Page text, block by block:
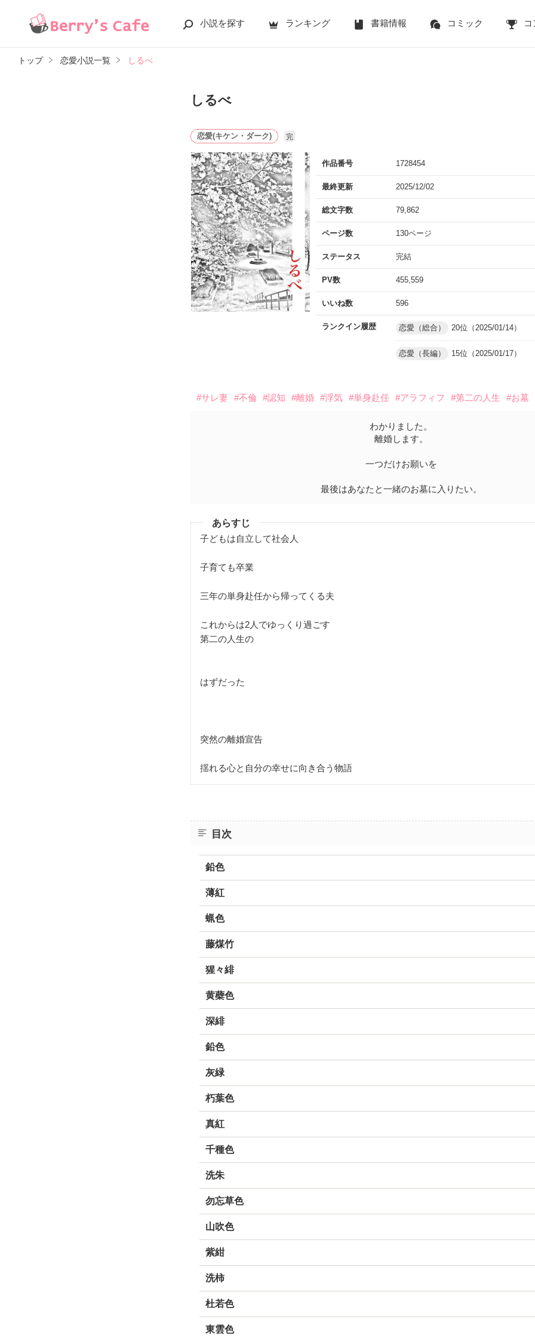
小説を探す ランキング 書籍情報 コミック
トップ 恋愛小説一覧 しるべ
しるべ
恋愛(キケン・ダーク) 完
作品番号 1728454
最終更新 2025/12/02
総文字数 79,862
ページ数 130ページ
ステータス 完結
PV数 455,559
いいね数 596
ランクイン履歴 恋愛（総合） 20位（2025/01/14）
恋愛（長編） 15位（2025/01/17）
#サレ妻 #不倫 #認知 #離婚 #浮気 #単身赴任 #アラフィフ #第二の人生 #お墓
わかりました。
離婚します。
一つだけお願いを
最後はあなたと一緒のお墓に入りたい。
あらすじ
子どもは自立して社会人
子育ても卒業
三年の単身赴任から帰ってくる夫
これからは2人でゆっくり過ごす
第二の人生の
はずだった
突然の離婚宣告
揺れる心と自分の幸せに向き合う物語
目次
鉛色
薄紅
蝋色
藤煤竹
猩々緋
黄蘗色
深緋
鉛色
灰緑
朽葉色
真紅
千種色
洗朱
勿忘草色
山吹色
紫紺
洗柿
杜若色
東雲色